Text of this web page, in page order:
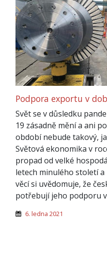
Podpora exportu v
Svět se v důsledku
19 zásadně mění a ani
období nebude takový,
Světová ekonomika v
propad od velké
letech minulého století
věcí si uvědomuje, že
potřebují jeho podporu
6. ledna 2021